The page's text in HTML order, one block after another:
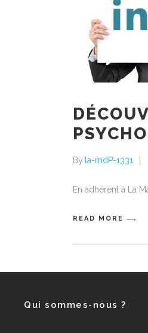
By la-mdP-1331
En adhérent à La
READ MORE
Qui sommes-nous ?